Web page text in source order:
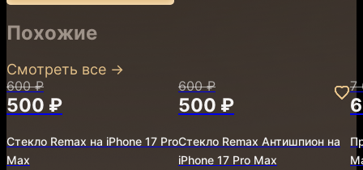
Похожие
Смотреть все →
600 ₽
500 ₽
Стекло Remax на iPhone 17 Pro
Max
600 ₽
500 ₽
Стекло Remax Антишпион на
iPhone 17 Pro Max
7